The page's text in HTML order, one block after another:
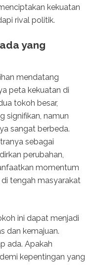
kekuatan
rival politik.
yang
mendatang
peta kekuatan di
tokoh besar,
signifikan, namun
sangat berbeda.
sebagai
perubahan,
momentum
tengah masyarakat
ini dapat menjadi
dan kemajuan.
ada. Apakah
kepentingan yang